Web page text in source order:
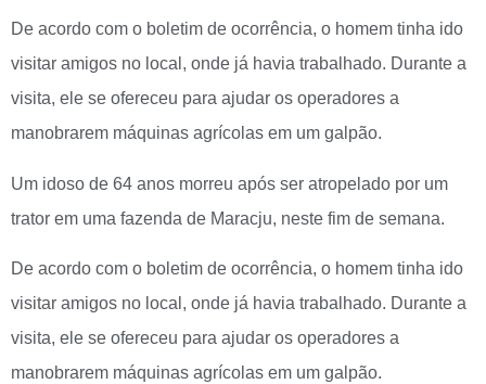
De acordo com o boletim de ocorrência, o homem tinha ido
visitar amigos no local, onde já havia trabalhado. Durante a
visita, ele se ofereceu para ajudar os operadores a
manobrarem máquinas agrícolas em um galpão.
Um idoso de 64 anos morreu após ser atropelado por um
trator em uma fazenda de Maracju, neste fim de semana.
De acordo com o boletim de ocorrência, o homem tinha ido
visitar amigos no local, onde já havia trabalhado. Durante a
visita, ele se ofereceu para ajudar os operadores a
manobrarem máquinas agrícolas em um galpão.